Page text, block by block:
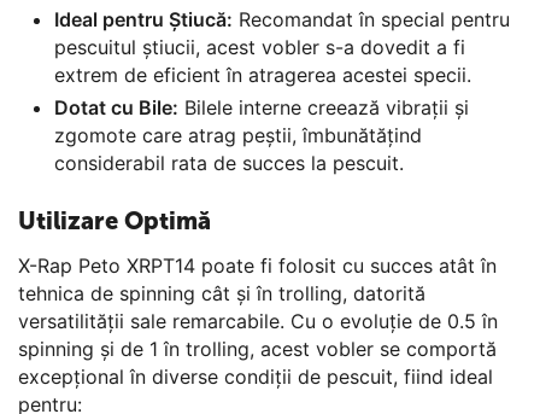
Ideal pentru Știucă: Recomandat în special pentru
pescuitul știucii, acest vobler s-a dovedit a fi
extrem de eficient în atragerea acestei specii.
Dotat cu Bile: Bilele interne creează vibrații și
zgomote care atrag peștii, îmbunătățind
considerabil rata de succes la pescuit.
Utilizare Optimă
X-Rap Peto XRPT14 poate fi folosit cu succes atât în
tehnica de spinning cât și în trolling, datorită
versatilității sale remarcabile. Cu o evoluție de 0.5 în
spinning și de 1 în trolling, acest vobler se comportă
excepțional în diverse condiții de pescuit, fiind ideal
pentru: